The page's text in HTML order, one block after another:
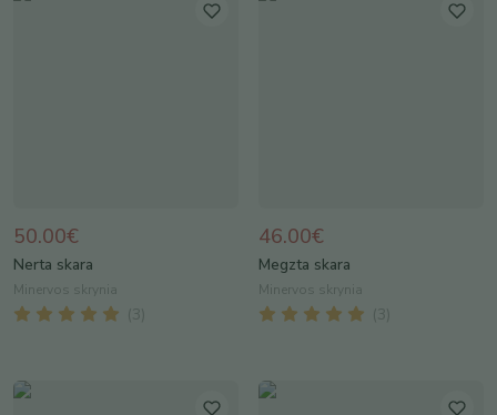
50.00€
Nerta skara
Minervos skrynia
( 3
46.00€
Megzta skara
Minervos skrynia
( 3